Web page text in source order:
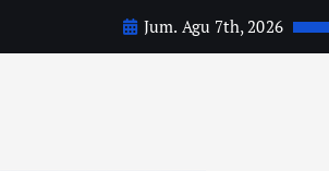
Jum. Agu 7th, 2026